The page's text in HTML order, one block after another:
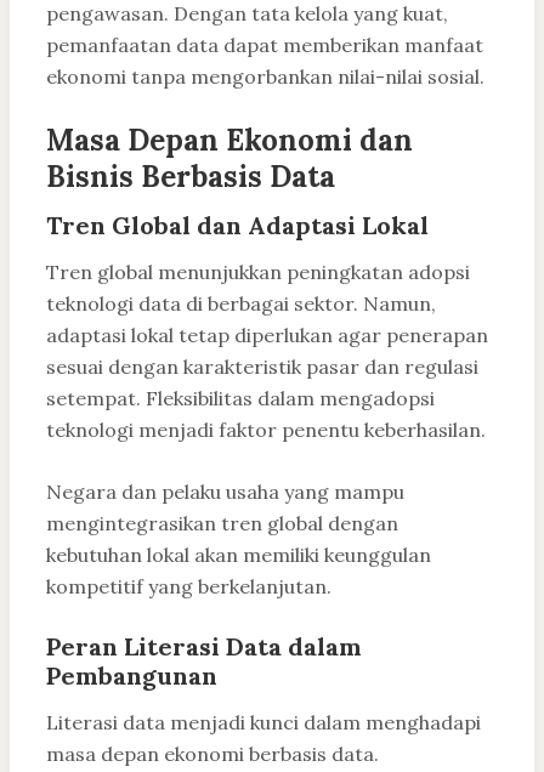
pengawasan. Dengan tata kelola yang kuat,
pemanfaatan data dapat memberikan manfaat
ekonomi tanpa mengorbankan nilai-nilai sosial.
Masa Depan Ekonomi dan
Bisnis Berbasis Data
Tren Global dan Adaptasi Lokal
Tren global menunjukkan peningkatan adopsi
teknologi data di berbagai sektor. Namun,
adaptasi lokal tetap diperlukan agar penerapan
sesuai dengan karakteristik pasar dan regulasi
setempat. Fleksibilitas dalam mengadopsi
teknologi menjadi faktor penentu keberhasilan.
Negara dan pelaku usaha yang mampu
mengintegrasikan tren global dengan
kebutuhan lokal akan memiliki keunggulan
kompetitif yang berkelanjutan.
Peran Literasi Data dalam
Pembangunan
Literasi data menjadi kunci dalam menghadapi
masa depan ekonomi berbasis data.